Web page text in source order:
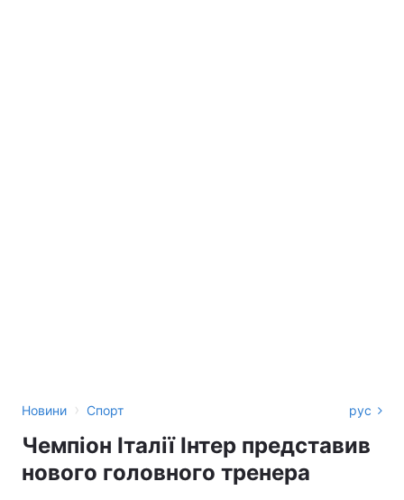
Новини › Спорт рус
Чемпіон Італії Інтер представив
нового головного тренера